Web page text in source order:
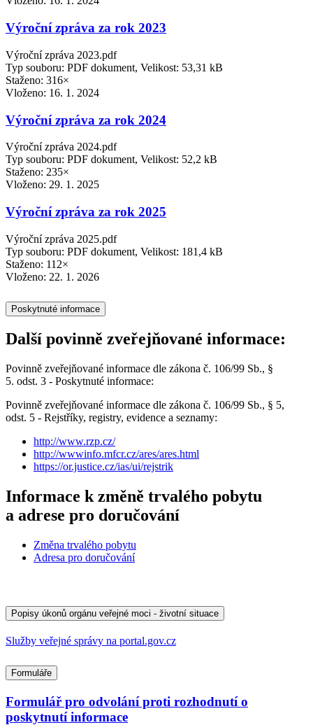
Výroční zpráva za rok 2023
Výroční zpráva 2023.pdf
Typ souboru: PDF dokument, Velikost: 53,31 kB
Staženo: 316×
Vloženo: 16. 1. 2024
Výroční zpráva za rok 2024
Výroční zpráva 2024.pdf
Typ souboru: PDF dokument, Velikost: 52,2 kB
Staženo: 235×
Vloženo: 29. 1. 2025
Výroční zpráva za rok 2025
Výroční zpráva 2025.pdf
Typ souboru: PDF dokument, Velikost: 181,4 kB
Staženo: 112×
Vloženo: 22. 1. 2026
Poskytnuté informace
Další povinně zveřejňované informace:
Povinně zveřejňované informace dle zákona č. 106/99 Sb., §
5. odst. 3 - Poskytnuté informace:
Povinně zveřejňované informace dle zákona č. 106/99 Sb., § 5,
odst. 5 - Rejstříky, registry, evidence a seznamy:
http://www.rzp.cz/
http://wwwinfo.mfcr.cz/ares/ares.html
https://or.justice.cz/ias/ui/rejstrik
Informace k změně trvalého pobytu
a adrese pro doručování
Změna trvalého pobytu
Adresa pro doručování
Popisy úkonů orgánu veřejné moci - životní situace
Služby veřejné správy na portal.gov.cz
Formuláře
Formulář pro odvolání proti rozhodnutí o
poskytnutí informace